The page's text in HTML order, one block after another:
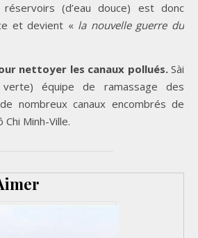
(d’eau douce) est donc
et devient « la nouvelle guerre du
nettoyer les canaux pollués. Sài
verte) équipe de ramassage des
nombreux canaux encombrés de
Minh-Ville.